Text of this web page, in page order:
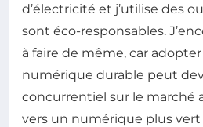
d’électricité et j’utilise des
sont éco-responsables.
à faire de même, car
numérique durable peut
concurrentiel sur le marché
vers un numérique plus